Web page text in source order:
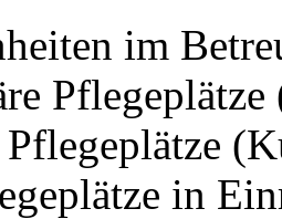
im
Pflegeplätze
in